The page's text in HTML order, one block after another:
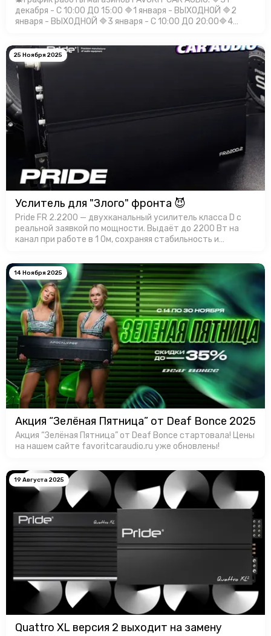
декабря - С 10:00 ДО 15:00 🔷1 января - ВЫХОДНОЙ 🔷2
января - ВЫХОДНОЙ 🔷3 января - С 10:00 ДО 20:00🔷4
января - С 10:00 Д…
25 Ноября 2025
Услитель для "Злого" фронта 😈
Pride FR 2.2200 — двухканальный усилитель класса D с
реальной заявкой по мощности. Выдаёт до 2200 Вт на
канал при работе в 1 Ом, сохраняя стабильность и
теплоотвод, а продуманная …
14 Ноября 2025
Акция “Зелёная Пятница” от Deaf Bonce 2025
Акция “Зелёная Пятница” от Deaf Bonce стартовала! Цены
на нашем сайте favoritcaraudio.ru уже обновлены!
19 Августа 2025
Quattro XL версия 2 выходит на замену